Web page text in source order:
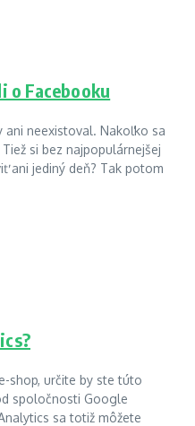
o Facebooku
ani neexistoval. Nakoľko sa
si bez najpopulárnejšej
ani jediný deň? Tak potom
shop, určite by ste túto
spoločnosti Google
sa totiž môžete